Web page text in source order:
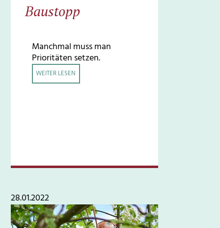
Baustopp
Manchmal muss man
Prioritäten setzen.
WEITER LESEN
28.01.2022